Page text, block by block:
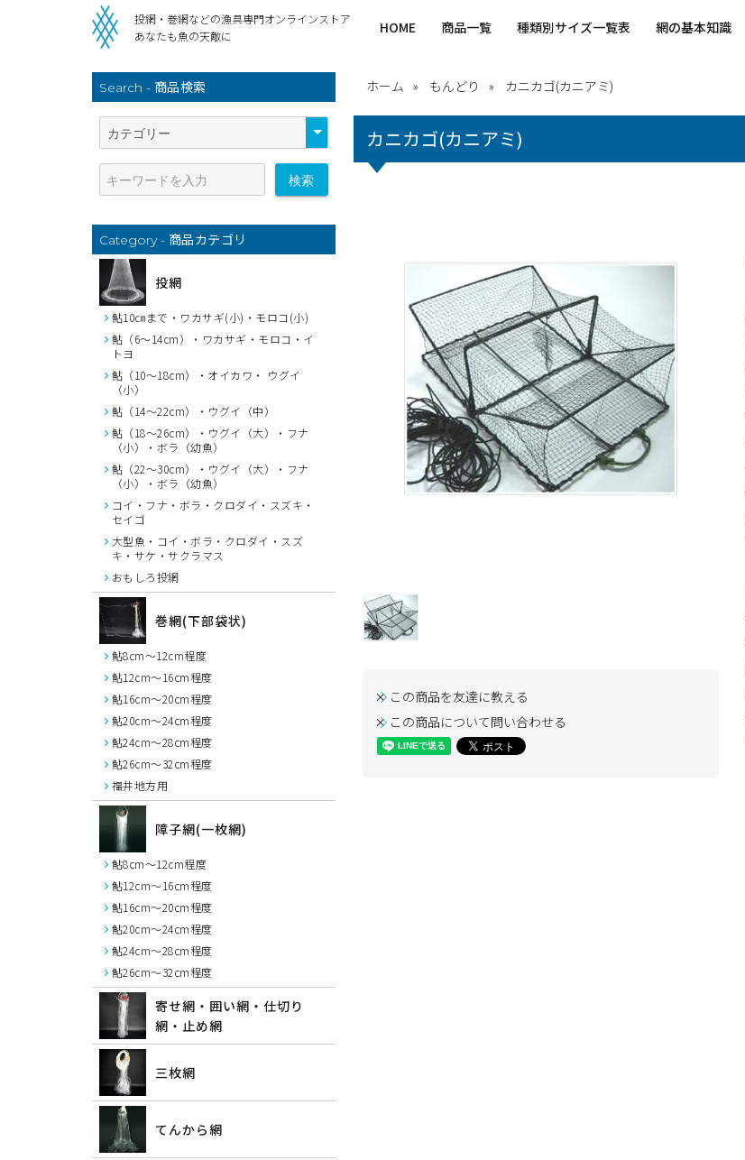
投網・巻網などの漁具専門オンラインストア
あなたも魚の天敵に
HOME 商品一覧 種類別サイズ一覧表 網の基本知識
ホーム もんどり カニカゴ(カニアミ)
カニカゴ(カニアミ)
この商品を友達に教える
この商品について問い合わせる
Search - 商品検索
検索
Category - 商品カテゴリ
投網
鮎10㎝まで・ワカサギ(小)・モロコ(小)
鮎（6～14cm）・ワカサギ・モロコ・イ
トヨ
鮎（10～18cm）・オイカワ・ ウグイ
（小）
鮎（14～22cm）・ウグイ（中）
鮎（18～26cm）・ウグイ（大）・フナ
（小）・ボラ（幼魚）
鮎（22～30cm）・ウグイ（大）・フナ
（小）・ボラ（幼魚）
コイ・フナ・ボラ・クロダイ・スズキ・
セイゴ
大型魚・コイ・ボラ・クロダイ・スズ
キ・サケ・サクラマス
おもしろ投網
巻網(下部袋状)
鮎8cm～12cm程度
鮎12cm～16cm程度
鮎16cm～20cm程度
鮎20cm～24cm程度
鮎24cm～28cm程度
鮎26cm～32cm程度
福井地方用
障子網(一枚網)
鮎8cm～12cm程度
鮎12cm～16cm程度
鮎16cm～20cm程度
鮎20cm～24cm程度
鮎24cm～28cm程度
鮎26cm～32cm程度
寄せ網・囲い網・仕切り
網・止め網
三枚網
てんから網